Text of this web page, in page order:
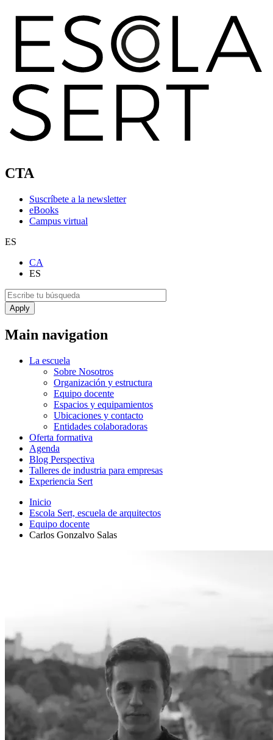
CTA
Suscríbete a la newsletter
eBooks
Campus virtual
ES
CA
ES
Main navigation
La escuela
Sobre Nosotros
Organización y estructura
Equipo docente
Espacios y equipamientos
Ubicaciones y contacto
Entidades colaboradoras
Oferta formativa
Agenda
Blog Perspectiva
Talleres de industria para empresas
Experiencia Sert
Inicio
Escola Sert, escuela de arquitectos
Equipo docente
Carlos Gonzalvo Salas